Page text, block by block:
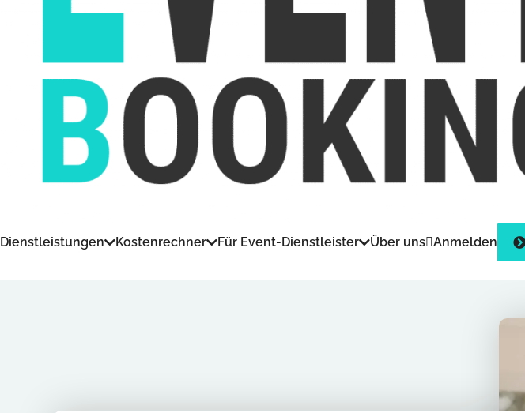
Dienstleistungen Kostenrechner Für Event-Dienstleister Über uns Anmelden